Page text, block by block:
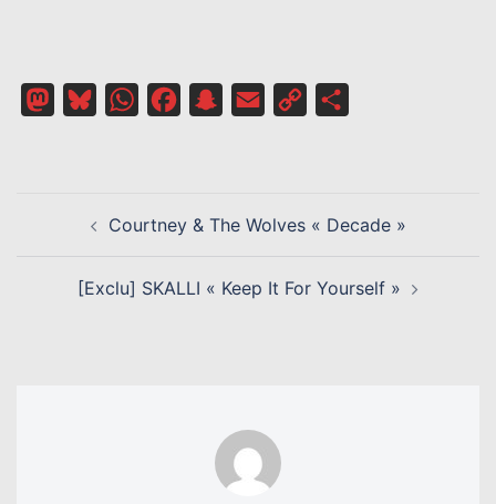
MastodonBlueskyWhatsAppFacebookSnapchat
Email
Copy
D’ARTICLECourtney & The Wolves « Decade »
[Exclu] SKALLI « Keep It For Yourself »